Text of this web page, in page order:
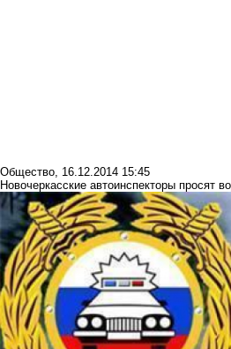
Общество, 16.12.2014 15:45
Новочеркасские автоинспекторы просят